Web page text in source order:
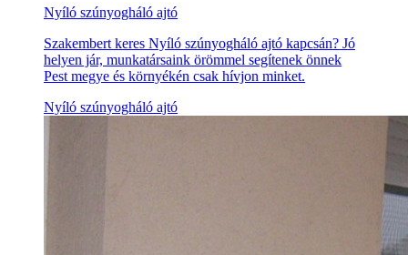
Nyíló szúnyogháló ajtó
Szakembert keres Nyíló szúnyogháló ajtó kapcsán? Jó
helyen jár, munkatársaink örömmel segítenek önnek
Pest megye és környékén csak hívjon minket.
Nyíló szúnyogháló ajtó